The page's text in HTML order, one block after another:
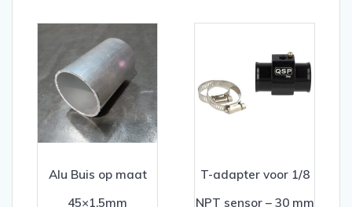
Alu Buis op maat
45×1,5mm
T-adapter voor 1/8
NPT sensor – 30 mm